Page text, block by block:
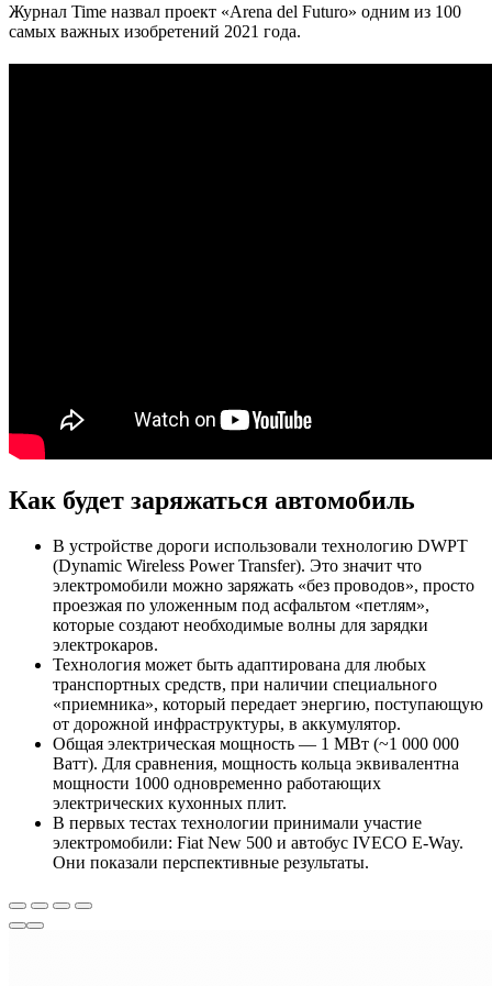
Журнал Time назвал проект «Arena del Futuro» одним из 100
самых важных изобретений 2021 года.
Как будет заряжаться автомобиль
В устройстве дороги использовали технологию DWPT
(Dynamic Wireless Power Transfer). Это значит что
электромобили можно заряжать «без проводов», просто
проезжая по уложенным под асфальтом «петлям»,
которые создают необходимые волны для зарядки
электрокаров.
Технология может быть адаптирована для любых
транспортных средств, при наличии специального
«приемника», который передает энергию, поступающую
от дорожной инфраструктуры, в аккумулятор.
Общая электрическая мощность — 1 МВт (~1 000 000
Ватт). Для сравнения, мощность кольца эквивалентна
мощности 1000 одновременно работающих
электрических кухонных плит.
В первых тестах технологии принимали участие
электромобили: Fiat New 500 и автобус IVECO E-Way.
Они показали перспективные результаты.